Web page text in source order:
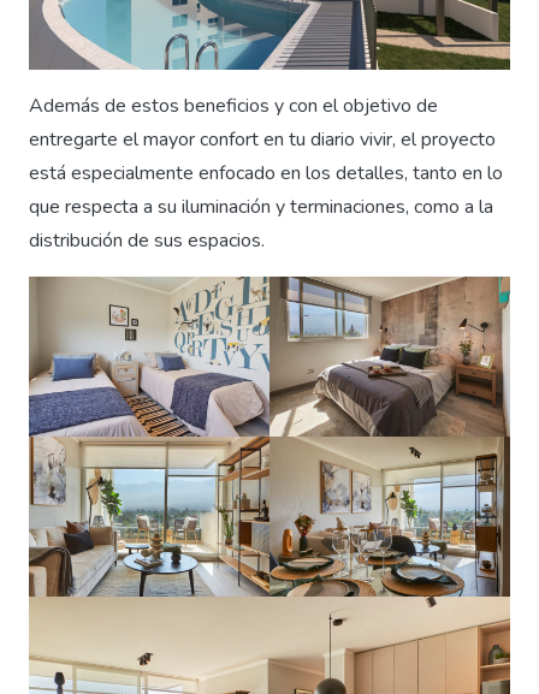
Además de estos beneficios y con el objetivo de
entregarte el mayor confort en tu diario vivir, el proyecto
está especialmente enfocado en los detalles, tanto en lo
que respecta a su iluminación y terminaciones, como a la
distribución de sus espacios.